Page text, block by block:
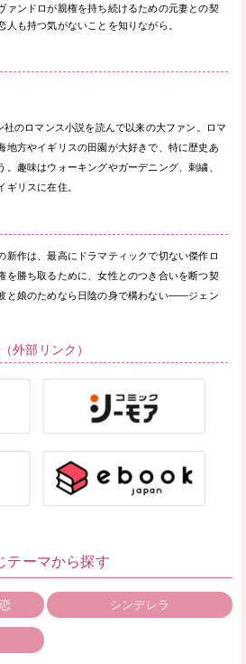
ァンドロが親権を持ち続けるための元妻との契
も持つ気がないことを知りながら。
のロマンス小説を読んで以来の大ファン。ロマ
地方やイギリスの田園が大好きで、特に歴史あ
。趣味はウォーキングやガーデニング、刺繍、
ギリスに在住。
新作は、最高にドラマティックで切ない傑作ロ
を勝ち取るために、女性とのつき合いを断つ契
と娘のためなら日陰の身で構わない——ジェン
外部リンク）
テーマから探す
シンデレラ